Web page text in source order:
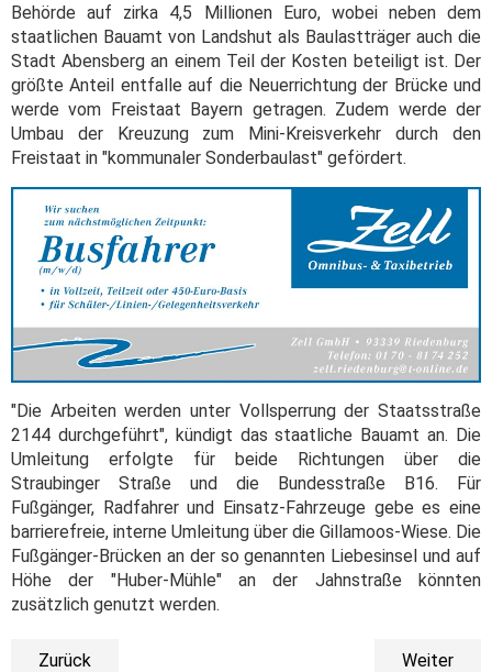
Behörde auf zirka 4,5 Millionen Euro, wobei neben dem
staatlichen Bauamt von Landshut als Baulastträger auch die
Stadt Abensberg an einem Teil der Kosten beteiligt ist. Der
größte Anteil entfalle auf die Neuerrichtung der Brücke und
werde vom Freistaat Bayern getragen. Zudem werde der
Umbau der Kreuzung zum Mini-Kreisverkehr durch den
Freistaat in "kommunaler Sonderbaulast" gefördert.
"Die Arbeiten werden unter Vollsperrung der Staatsstraße
2144 durchgeführt", kündigt das staatliche Bauamt an. Die
Umleitung erfolgte für beide Richtungen über die
Straubinger Straße und die Bundesstraße B16. Für
Fußgänger, Radfahrer und Einsatz-Fahrzeuge gebe es eine
barrierefreie, interne Umleitung über die Gillamoos-Wiese. Die
Fußgänger-Brücken an der so genannten Liebesinsel und auf
Höhe der "Huber-Mühle" an der Jahnstraße könnten
zusätzlich genutzt werden.
Zurück Weiter